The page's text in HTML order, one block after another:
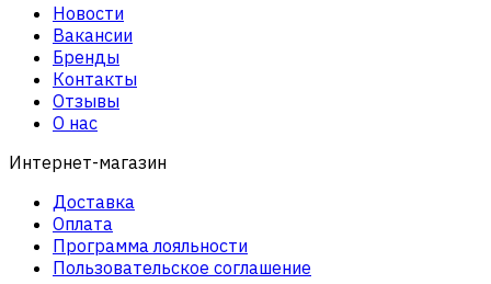
Новости
Вакансии
Бренды
Контакты
Отзывы
О нас
Интернет-магазин
Доставка
Оплата
Программа лояльности
Пользовательское соглашение